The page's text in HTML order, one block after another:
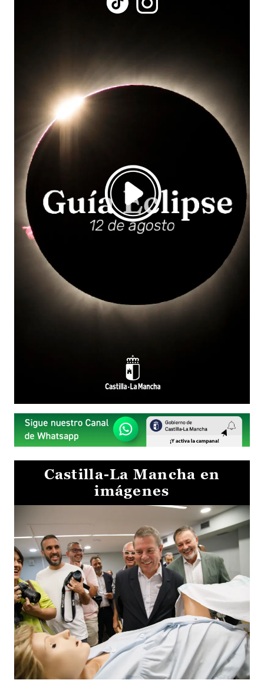
Castilla-La Mancha en
imágenes